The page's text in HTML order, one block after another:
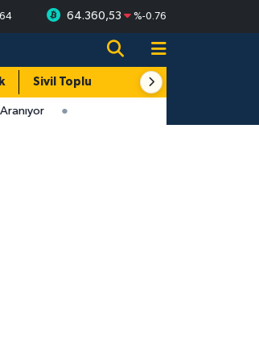
64 64.360,53 %-0.76
Sivil Toplum Turizm